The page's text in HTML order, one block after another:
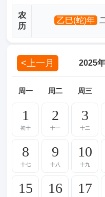
农
历
乙巳(蛇)年
<上一月 2025
周一 周二 周三
1
初十
2
十一
3
十二
8
十七
9
十八
10
十九
15 16 17